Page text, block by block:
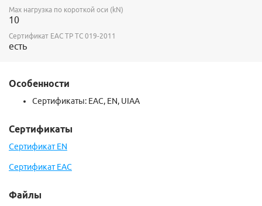
Max нагрузка по короткой оси (kN)
10
Сертификат ЕАС ТР ТС 019-2011
есть
Особенности
Сертификаты: EAC, EN, UIAA
Сертификаты
Сертификат EN
Сертификат EAC
Файлы